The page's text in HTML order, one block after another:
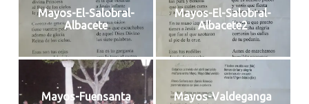
Mayos-El-Salobral-
Albacete
Mayos-El-Salobral-
Albacete2
Mayos-Fuensanta Mayos-Valdeganga